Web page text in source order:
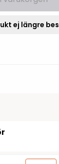
ej längre